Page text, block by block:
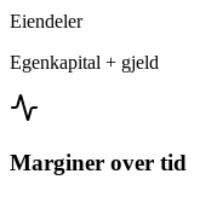
Eiendeler
Egenkapital + gjeld
Marginer over tid